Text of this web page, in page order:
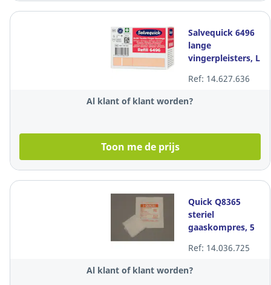
Salvequick 6496
lange
vingerpleisters, L
navullingen van
30 stuks
Ref: 14.627.636
Al klant of klant worden?
Toon me de prijs
Quick Q8365
steriel
gaaskompres, 5
van 100
kompressen
Ref: 14.036.725
Al klant of klant worden?